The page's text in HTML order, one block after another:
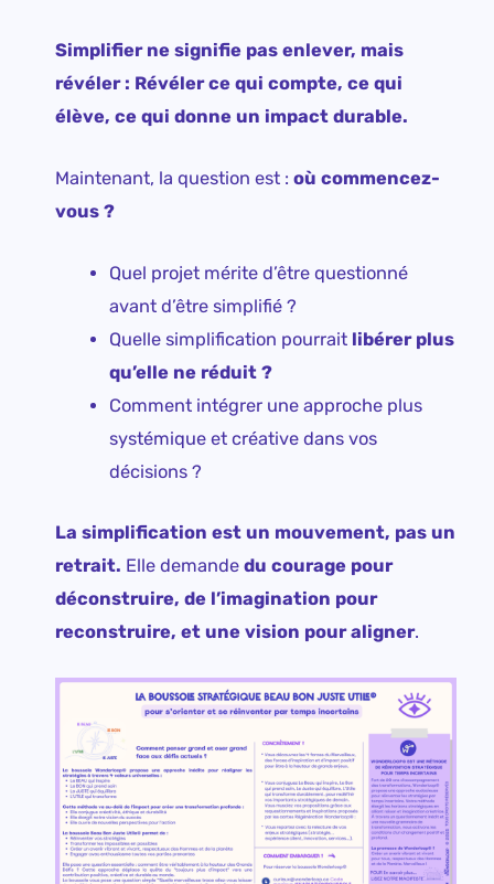
Simplifier ne signifie pas enlever, mais
révéler : Révéler ce qui compte, ce qui
élève, ce qui donne un impact durable.
Maintenant, la question est :où commencez-
vous ?
Quel projet mérite d’être questionné
avant d’être simplifié ?
Quelle simplification pourrait libérer plus
qu’elle ne réduit ?
Comment intégrer une approche plus
systémique et créative dans vos
décisions ?
La simplification est un mouvement, pas un
retrait. Elle demandedu courage pour
déconstruire, de l’imagination pour
reconstruire, et une vision pour aligner.